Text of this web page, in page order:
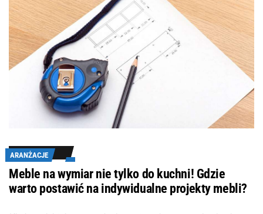
ARANŻACJE
Meble na wymiar nie tylko do kuchni! Gdzie
warto postawić na indywidualne projekty mebli?